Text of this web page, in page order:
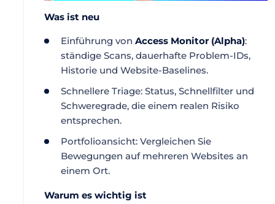
Was ist neu
Einführung von Access Monitor (Alpha):
ständige Scans, dauerhafte Problem-IDs,
Historie und Website-Baselines.
Schnellere Triage: Status, Schnellfilter und
Schweregrade, die einem realen Risiko
entsprechen.
Portfolioansicht: Vergleichen Sie
Bewegungen auf mehreren Websites an
einem Ort.
Warum es wichtig ist